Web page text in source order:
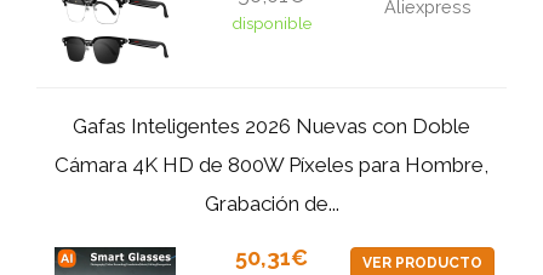
disponible
Aliexpress
Gafas Inteligentes 2026 Nuevas con Doble
Cámara 4K HD de 800W Píxeles para Hombre,
Grabación de...
50,31€ VER PRODUCTO